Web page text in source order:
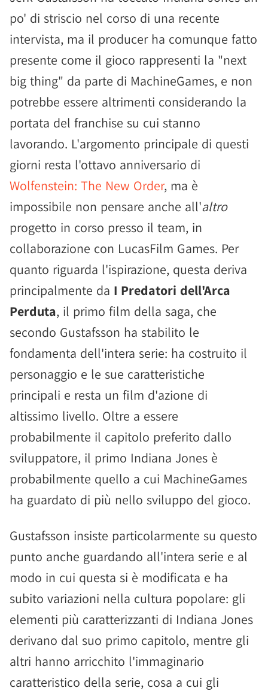
po' di striscio nel corso di una recente
intervista, ma il producer ha comunque fatto
presente come il gioco rappresenti la "next
big thing" da parte di MachineGames, e non
potrebbe essere altrimenti considerando la
portata del franchise su cui stanno
lavorando. L'argomento principale di questi
giorni resta l'ottavo anniversario di
Wolfenstein: The New Order, ma è
impossibile non pensare anche all'altro
progetto in corso presso il team, in
collaborazione con LucasFilm Games. Per
quanto riguarda l'ispirazione, questa deriva
principalmente da I Predatori dell'Arca
Perduta, il primo film della saga, che
secondo Gustafsson ha stabilito le
fondamenta dell'intera serie: ha costruito il
personaggio e le sue caratteristiche
principali e resta un film d'azione di
altissimo livello. Oltre a essere
probabilmente il capitolo preferito dallo
sviluppatore, il primo Indiana Jones è
probabilmente quello a cui MachineGames
ha guardato di più nello sviluppo del gioco.
Gustafsson insiste particolarmente su questo
punto anche guardando all'intera serie e al
modo in cui questa si è modificata e ha
subito variazioni nella cultura popolare: gli
elementi più caratterizzanti di Indiana Jones
derivano dal suo primo capitolo, mentre gli
altri hanno arricchito l'immaginario
caratteristico della serie, cosa a cui gli